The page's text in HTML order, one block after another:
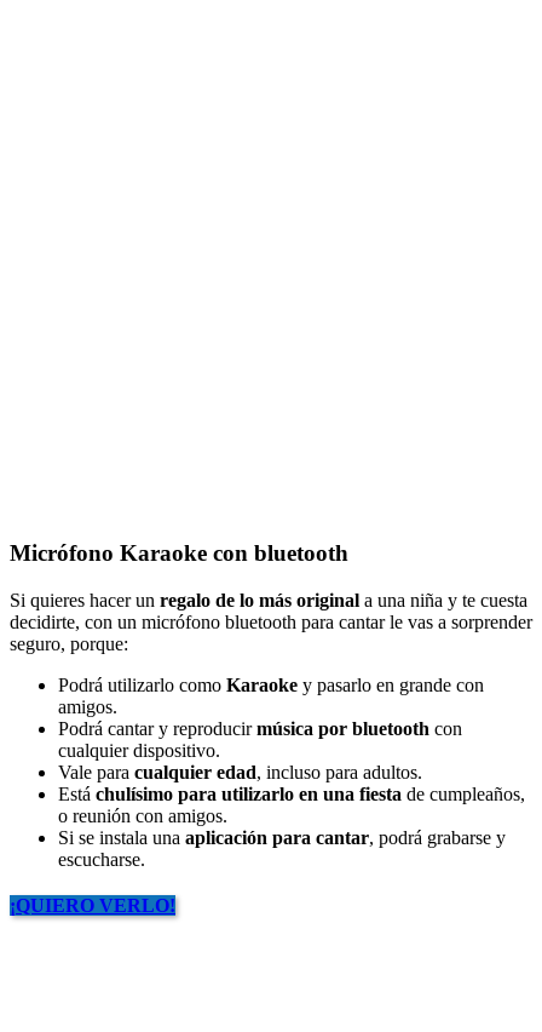
Micrófono Karaoke con bluetooth
Si quieres hacer un regalo de lo más original a una niña y te cuesta
decidirte, con un micrófono bluetooth para cantar le vas a sorprender
seguro, porque:
Podrá utilizarlo como Karaoke y pasarlo en grande con
amigos.
Podrá cantar y reproducirmúsica por bluetooth con
cualquier dispositivo.
Vale para cualquier edad, incluso para adultos.
Está chulísimo para utilizarlo en una fiesta de cumpleaños,
o reunión con amigos.
Si se instala una aplicación para cantar, podrá grabarse y
escucharse.
¡QUIERO VERLO!